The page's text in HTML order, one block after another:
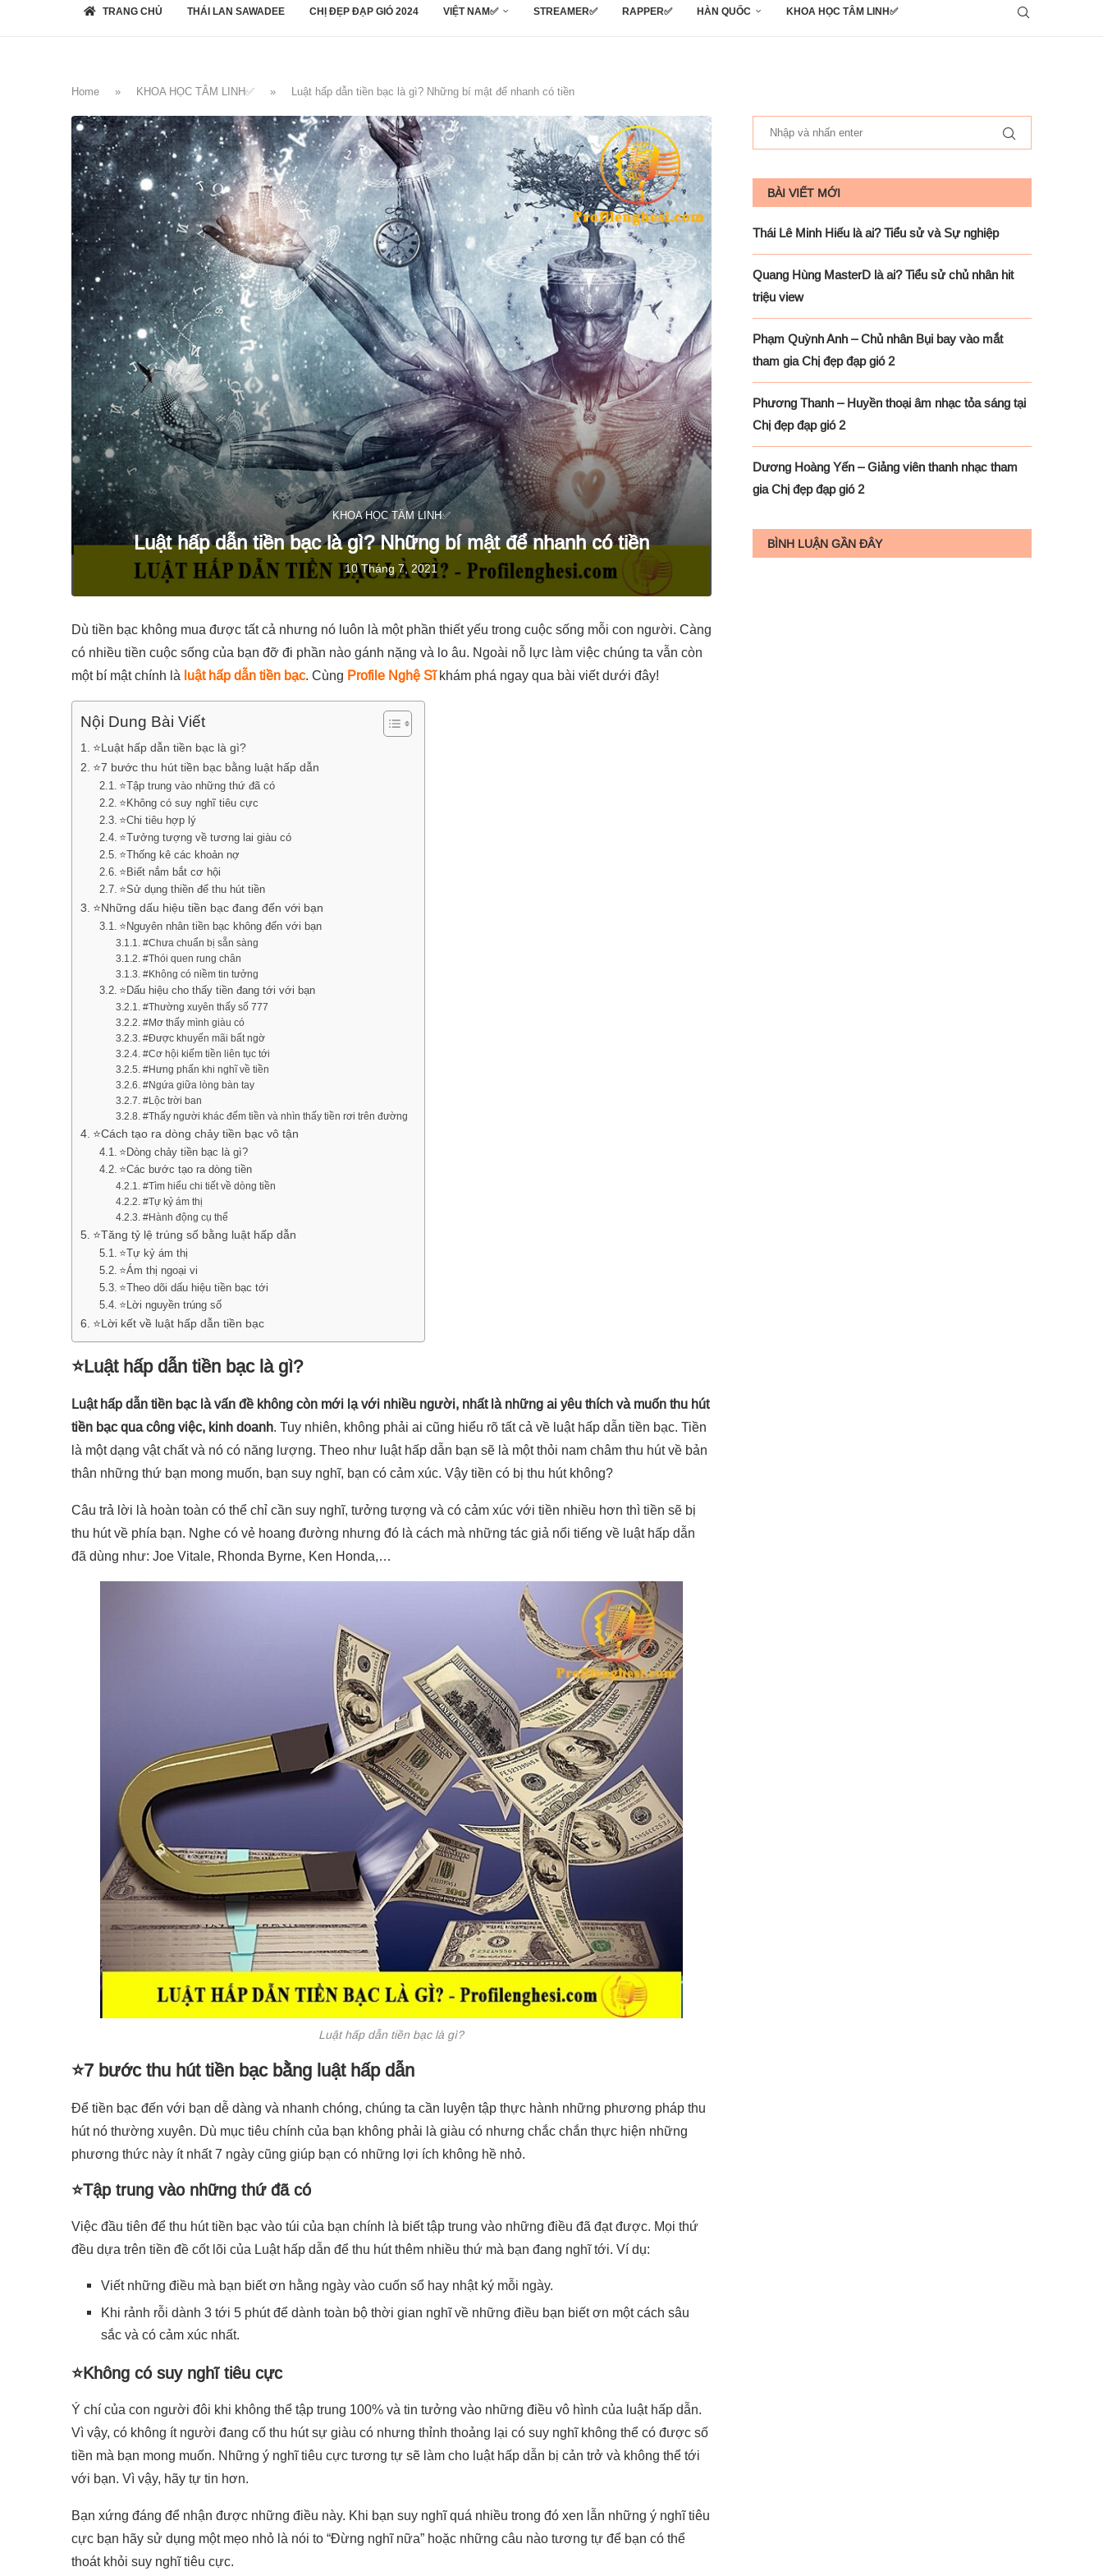
TRANG CHỦ THÁI LAN SAWADEE CHỊ ĐẸP ĐẠP GIÓ 2024 VIỆT NAM✅ STREAMER✅ RAPPER✅ HÀN QUỐC KHOA HỌC TÂM LINH✅
Home » KHOA HỌC TÂM LINH✅ » Luật hấp dẫn tiền bạc là gì? Những bí mật để nhanh có tiền
KHOA HỌC TÂM LINH✅
Luật hấp dẫn tiền bạc là gì? Những bí mật để nhanh có tiền
10 Tháng 7, 2021
Dù tiền bạc không mua được tất cả nhưng nó luôn là một phần thiết yếu trong cuộc sống mỗi con người. Càng
có nhiều tiền cuộc sống của bạn đỡ đi phần nào gánh nặng và lo âu. Ngoài nỗ lực làm việc chúng ta vẫn còn
một bí mật chính là luật hấp dẫn tiền bạc. Cùng Profile Nghệ Sĩkhám phá ngay qua bài viết dưới đây!
Nội Dung Bài Viết
⭐Luật hấp dẫn tiền bạc là gì?
⭐7 bước thu hút tiền bạc bằng luật hấp dẫn
⭐Tập trung vào những thứ đã có
⭐Không có suy nghĩ tiêu cực
⭐Chi tiêu hợp lý
⭐Tưởng tượng về tương lai giàu có
⭐Thống kê các khoản nợ
⭐Biết nắm bắt cơ hội
⭐Sử dụng thiền để thu hút tiền
⭐Những dấu hiệu tiền bạc đang đến với bạn
⭐Nguyên nhân tiền bạc không đến với bạn
#Chưa chuẩn bị sẵn sàng
#Thói quen rung chân
#Không có niềm tin tưởng
⭐Dấu hiệu cho thấy tiền đang tới với bạn
#Thường xuyên thấy số 777
#Mơ thấy mình giàu có
#Được khuyến mãi bất ngờ
#Cơ hội kiếm tiền liên tục tới
#Hưng phấn khi nghĩ về tiền
#Ngứa giữa lòng bàn tay
#Lộc trời ban
#Thấy người khác đếm tiền và nhìn thấy tiền rơi trên đường
⭐Cách tạo ra dòng chảy tiền bạc vô tận
⭐Dòng chảy tiền bạc là gì?
⭐Các bước tạo ra dòng tiền
#Tìm hiểu chi tiết về dòng tiền
#Tự kỷ ám thị
#Hành động cụ thể
⭐Tăng tỷ lệ trúng số bằng luật hấp dẫn
⭐Tự kỷ ám thị
⭐Ám thị ngoại vi
⭐Theo dõi dấu hiệu tiền bạc tới
⭐Lời nguyền trúng số
⭐Lời kết về luật hấp dẫn tiền bạc
⭐Luật hấp dẫn tiền bạc là gì?
Luật hấp dẫn tiền bạc là vấn đề không còn mới lạ với nhiều người, nhất là những ai yêu thích và muốn thu hút
tiền bạc qua công việc, kinh doanh. Tuy nhiên, không phải ai cũng hiểu rõ tất cả về luật hấp dẫn tiền bạc. Tiền
là một dạng vật chất và nó có năng lượng. Theo như luật hấp dẫn bạn sẽ là một thỏi nam châm thu hút về bản
thân những thứ bạn mong muốn, bạn suy nghĩ, bạn có cảm xúc. Vậy tiền có bị thu hút không?
Câu trả lời là hoàn toàn có thể chỉ cần suy nghĩ, tưởng tượng và có cảm xúc với tiền nhiều hơn thì tiền sẽ bị
thu hút về phía bạn. Nghe có vẻ hoang đường nhưng đó là cách mà những tác giả nổi tiếng về luật hấp dẫn
đã dùng như: Joe Vitale, Rhonda Byrne, Ken Honda,…
Luật hấp dẫn tiền bạc là gì?
⭐7 bước thu hút tiền bạc bằng luật hấp dẫn
Để tiền bạc đến với bạn dễ dàng và nhanh chóng, chúng ta cần luyện tập thực hành những phương pháp thu
hút nó thường xuyên. Dù mục tiêu chính của bạn không phải là giàu có nhưng chắc chắn thực hiện những
phương thức này ít nhất 7 ngày cũng giúp bạn có những lợi ích không hề nhỏ.
⭐Tập trung vào những thứ đã có
Việc đầu tiên để thu hút tiền bạc vào túi của bạn chính là biết tập trung vào những điều đã đạt được. Mọi thứ
đều dựa trên tiền đề cốt lõi của Luật hấp dẫn để thu hút thêm nhiều thứ mà bạn đang nghĩ tới. Ví dụ:
Viết những điều mà bạn biết ơn hằng ngày vào cuốn sổ hay nhật ký mỗi ngày.
Khi rảnh rỗi dành 3 tới 5 phút để dành toàn bộ thời gian nghĩ về những điều bạn biết ơn một cách sâu
sắc và có cảm xúc nhất.
⭐Không có suy nghĩ tiêu cực
Ý chí của con người đôi khi không thể tập trung 100% và tin tưởng vào những điều vô hình của luật hấp dẫn.
Vì vậy, có không ít người đang cố thu hút sự giàu có nhưng thỉnh thoảng lại có suy nghĩ không thể có được số
tiền mà bạn mong muốn. Những ý nghĩ tiêu cực tương tự sẽ làm cho luật hấp dẫn bị cản trở và không thể tới
với bạn. Vì vậy, hãy tự tin hơn.
Bạn xứng đáng để nhận được những điều này. Khi bạn suy nghĩ quá nhiều trong đó xen lẫn những ý nghĩ tiêu
cực bạn hãy sử dụng một mẹo nhỏ là nói to “Đừng nghĩ nữa” hoặc những câu nào tương tự để bạn có thể
thoát khỏi suy nghĩ tiêu cực.
BÀI VIẾT MỚI
Thái Lê Minh Hiếu là ai? Tiểu sử và Sự nghiệp
Quang Hùng MasterD là ai? Tiểu sử chủ nhân hit
triệu view
Phạm Quỳnh Anh – Chủ nhân Bụi bay vào mắt
tham gia Chị đẹp đạp gió 2
Phương Thanh – Huyền thoại âm nhạc tỏa sáng tại
Chị đẹp đạp gió 2
Dương Hoàng Yến – Giảng viên thanh nhạc tham
gia Chị đẹp đạp gió 2
BÌNH LUẬN GẦN ĐÂY